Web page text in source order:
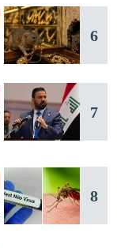
6
7
8